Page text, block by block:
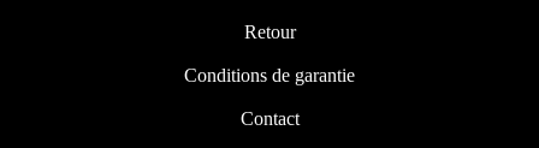
Retour
Conditions de garantie
Contact